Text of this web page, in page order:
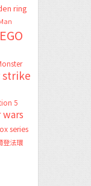
ring
strike
5
series
登法環